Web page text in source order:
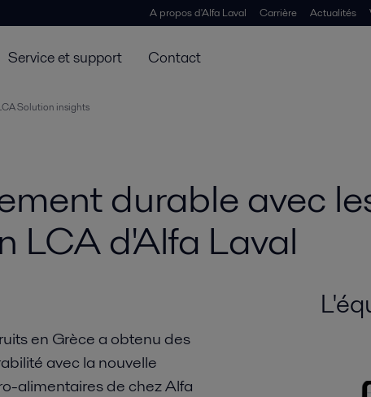
A propos d'Alfa Laval Carrière Actualités
Service et support Contact
Solution insights
durable avec
LCA d'Alfa Laval
en Grèce a obtenu des
avec la nouvelle
alimentaires de chez Alfa